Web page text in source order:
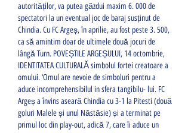
autorităților, va putea găzdui maxim 6. 000 de
spectatori la un eventual joc de baraj susținut de
Chindia. Cu FC Argeș, în aprilie, au fost peste 3. 500,
ca să amintim doar de ultimele două jocuri de
lângă Turn. POVEȘTILE ARGEȘULUI, 14 octombrie,
IDENTITATEA CULTURALĂ simbolul fortei creatoare a
omului. ‘Omul are nevoie de simboluri pentru a
aduce incomprehensibilul in sfera tangibilu- lui. FC
Argeș a învins aseară Chindia cu 3-1 la Pitesti (două
goluri Malele și unul Năstăsie) și a terminat pe
primul loc din play-out, adică 7, care îi aduce un